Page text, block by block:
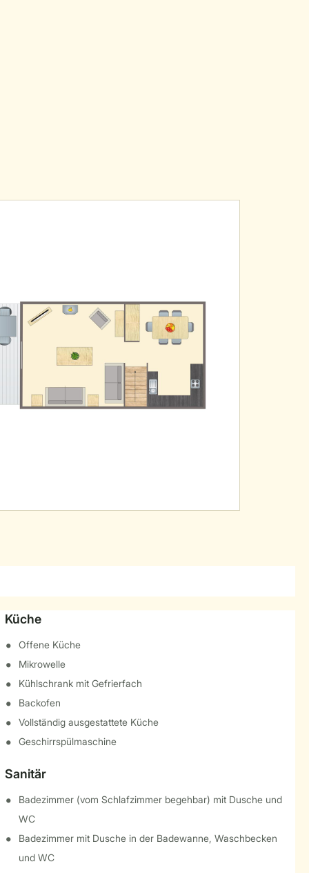
Küche
Offene Küche
Mikrowelle
Kühlschrank mit Gefrierfach
Backofen
Vollständig ausgestattete Küche
Geschirrspülmaschine
Sanitär
Badezimmer (vom Schlafzimmer begehbar) mit Dusche und
WC
Badezimmer mit Dusche in der Badewanne, Waschbecken
und WC